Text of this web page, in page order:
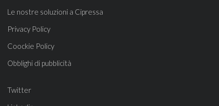
Le nostre soluzioni a Cipressa
Privacy Policy
Coockie Policy
Obblighi di pubblicità
Twitter